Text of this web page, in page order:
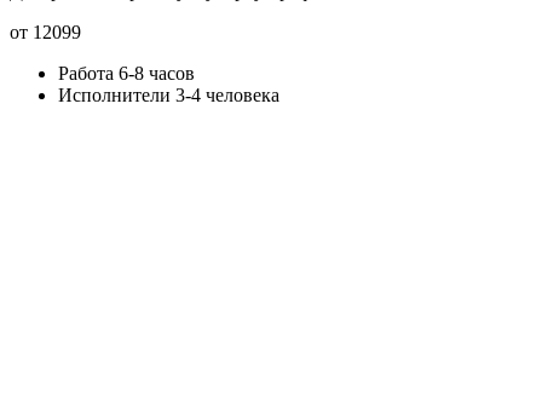
от 12099
Работа 6-8 часов
Исполнители 3-4 человека